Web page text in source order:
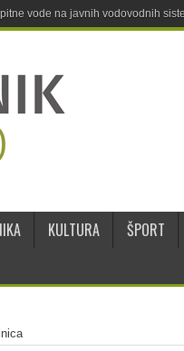
vode na javnih vodovodnih
KULTURA ŠPORT